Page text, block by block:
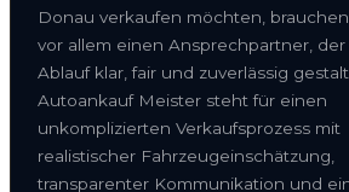
Donau verkaufen möchten,
vor allem einen Ansprechpartner, der
Ablauf klar, fair und zuverlässig
Autoankauf Meister steht für einen
unkomplizierten Verkaufsprozess mit
realistischer Fahrzeugeinschätzung,
transparenter Kommunikation und